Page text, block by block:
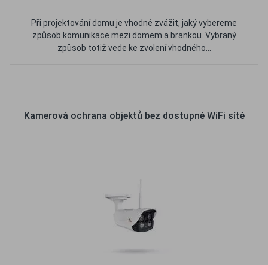
Při projektování domu je vhodné zvážit, jaký vybereme
způsob komunikace mezi domem a brankou. Vybraný
způsob totiž vede ke zvolení vhodného...
Kamerová ochrana objektů bez dostupné WiFi sítě